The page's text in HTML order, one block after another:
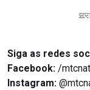
Siga as redes
Facebook: /
Instagram: